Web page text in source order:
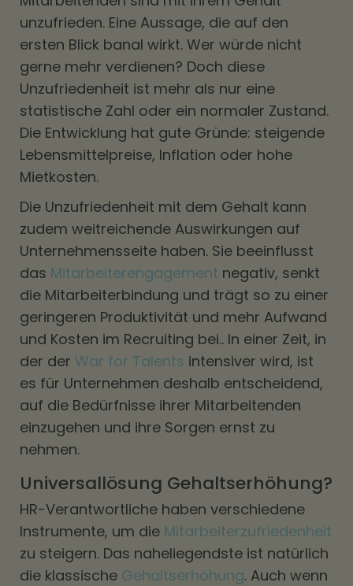
unzufrieden. Eine Aussage, die auf den
ersten Blick banal wirkt. Wer würde nicht
gerne mehr verdienen? Doch diese
Unzufriedenheit ist mehr als nur eine
statistische Zahl oder ein normaler Zustand.
Die Entwicklung hat gute Gründe: steigende
Lebensmittelpreise, Inflation oder hohe
Mietkosten.
Die Unzufriedenheit mit dem Gehalt kann
zudem weitreichende Auswirkungen auf
Unternehmensseite haben. Sie beeinflusst
das Mitarbeiterengagement negativ, senkt
die Mitarbeiterbindung und trägt so zu einer
geringeren Produktivität und mehr Aufwand
und Kosten im Recruiting bei.. In einer Zeit, in
der der War for Talents intensiver wird, ist
es für Unternehmen deshalb entscheidend,
auf die Bedürfnisse ihrer Mitarbeitenden
einzugehen und ihre Sorgen ernst zu
nehmen.
Universallösung Gehaltserhöhung?
HR-Verantwortliche haben verschiedene
Instrumente, um die Mitarbeiterzufriedenheit
zu steigern. Das naheliegendste ist natürlich
die klassische Gehaltserhöhung. Auch wenn